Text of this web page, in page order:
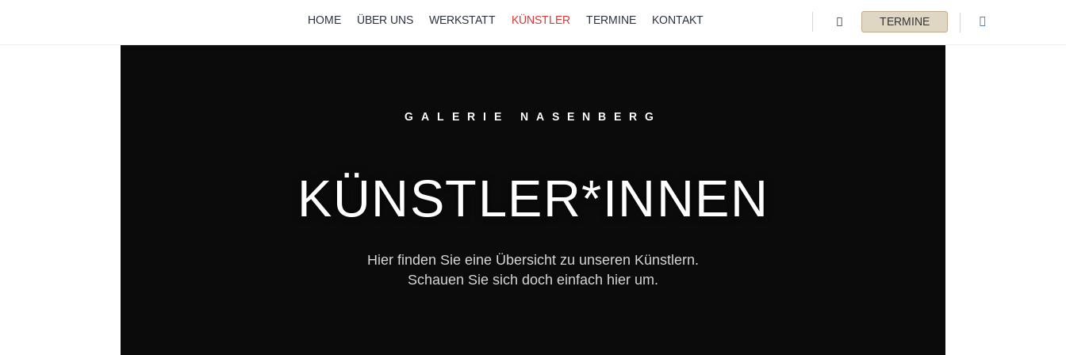
HOME ÜBER UNS WERKSTATT KÜNSTLER TERMINE KONTAKT TERMINE
GALERIE NASENBERG
KÜNSTLER*INNEN
Hier finden Sie eine Übersicht zu unseren Künstlern.
Schauen Sie sich doch einfach hier um.